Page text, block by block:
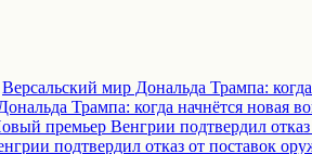
Версальский мир Дональда Трампа:
премьер Венгрии подтвердил